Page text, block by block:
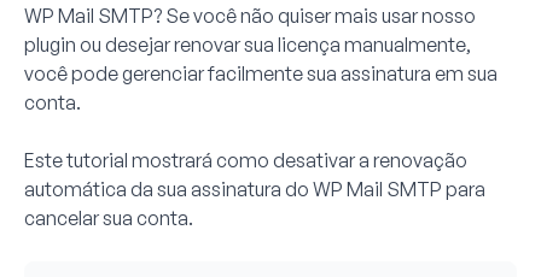
WP Mail SMTP? Se você não quiser mais usar nosso
plugin ou desejar renovar sua licença manualmente,
você pode gerenciar facilmente sua assinatura em sua
conta.
Este tutorial mostrará como desativar a renovação
automática da sua assinatura do WP Mail SMTP para
cancelar sua conta.